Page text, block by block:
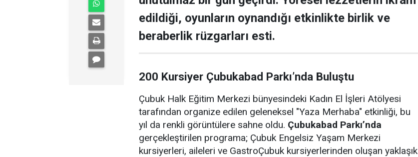
edildiği, oyunların oynandığı etkinlikte birlik ve
beraberlik rüzgarları esti.
200 Kursiyer Çubukabad Parkı’nda Buluştu
Çubuk Halk Eğitim Merkezi bünyesindeki Kadın El İşleri Atölyesi
tarafından organize edilen geleneksel "Yaza Merhaba" etkinliği, bu
yıl da renkli görüntülere sahne oldu. Çubukabad Parkı’nda
gerçekleştirilen programa; Çubuk Engelsiz Yaşam Merkezi
kursiyerleri, aileleri ve GastroÇubuk kursiyerlerinden oluşan yaklaşık